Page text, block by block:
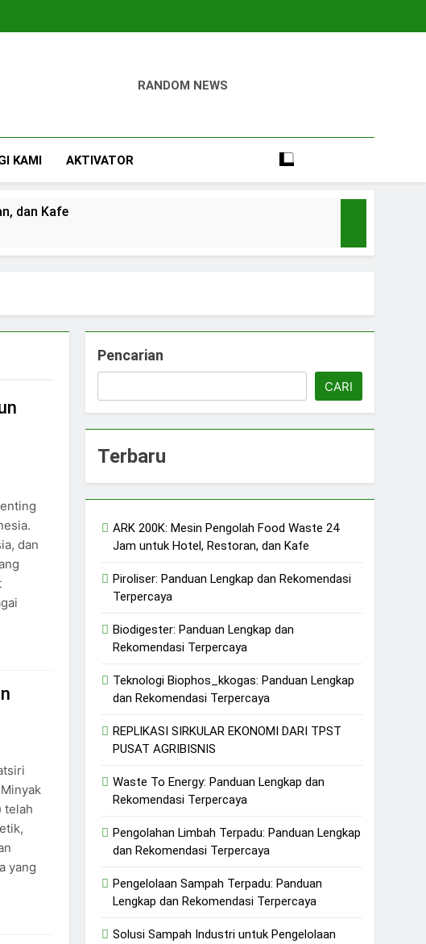
Digital
RANDOM NEWS
KAMI AKTIVATOR
dan Kafe
dan Berkelanjutan
Berkelanjutan
dan
telah
yang
Pencarian
CARI
Terbaru
ARK 200K: Mesin Pengolah Food Waste 24
Jam untuk Hotel, Restoran, dan Kafe
Piroliser: Panduan Lengkap dan Rekomendasi
Terpercaya
Biodigester: Panduan Lengkap dan
Rekomendasi Terpercaya
Teknologi Biophos_kkogas: Panduan Lengkap
dan Rekomendasi Terpercaya
REPLIKASI SIRKULAR EKONOMI DARI TPST
PUSAT AGRIBISNIS
Waste To Energy: Panduan Lengkap dan
Rekomendasi Terpercaya
Pengolahan Limbah Terpadu: Panduan Lengkap
dan Rekomendasi Terpercaya
Pengelolaan Sampah Terpadu: Panduan
Lengkap dan Rekomendasi Terpercaya
Solusi Sampah Industri untuk Pengelolaan